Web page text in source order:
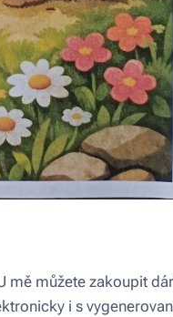
mě můžete zakoupit
i s